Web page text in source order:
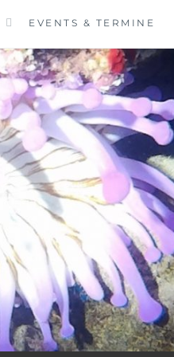
EVENTS & TERMINE